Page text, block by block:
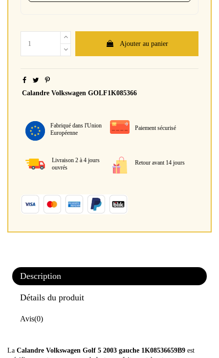
Ajouter au panier
Calandre Volkswagen GOLF1K085366
Fabriqué dans l'Union
Européenne
Paiement sécurisé
Livraison 2 à 4 jours
ouvrés
Retour avant 14 jours
Description
Détails du produit
Avis(0)
La Calandre Volkswagen Golf 5 2003 gauche 1K08536659B9 est